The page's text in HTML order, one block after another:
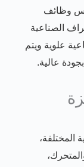
وظائف
الصناعية
علوية ويتم
عالية.
المختلفة،